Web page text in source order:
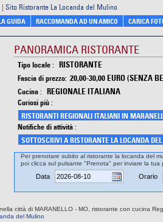
| Sito Ristorante La Locanda del Mulino
GUIDA RACCOMANDA AD UN AMICO CARICA
PANORAMICA RISTORANTE
Tipo locale : RISTORANTE
Fascia di prezzo: 20,00-30,00 EURO (SENZA
Cucina : REGIONALE ITALIANA
Curiosi più :
RISTORANTI REGIONALI ITALIANI IN
Notifiche di attività :
SOTTOSCRIVI A RISTORANTE LA LOCANDA
Per prenotare subito al ristorante la locanda del
poi clicca sul pulsante "Prenota" per inviare la tua
Data Orario
città di MARANELLO - MO, ristorante con cucina
del Mulino